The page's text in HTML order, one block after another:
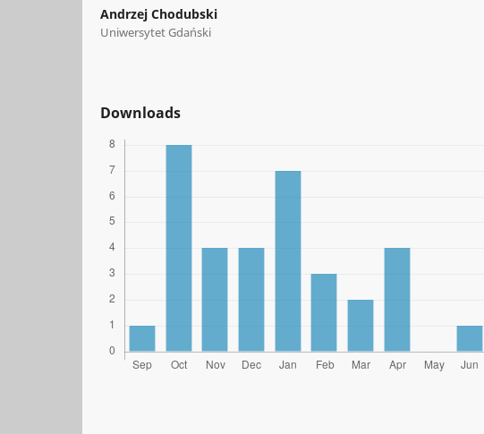
Andrzej Chodubski
Uniwersytet Gdański
Downloads